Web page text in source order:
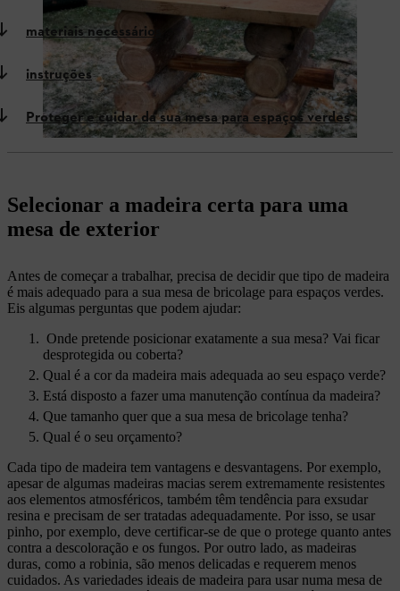
materiais necessários
instruções
Proteger e cuidar da sua mesa para espaços verdes
Selecionar a madeira certa para uma
mesa de exterior
Antes de começar a trabalhar, precisa de decidir que tipo de madeira
é mais adequado para a sua mesa de bricolage para espaços verdes.
Eis algumas perguntas que podem ajudar:
Onde pretende posicionar exatamente a sua mesa? Vai ficar
desprotegida ou coberta?
Qual é a cor da madeira mais adequada ao seu espaço verde?
Está disposto a fazer uma manutenção contínua da madeira?
Que tamanho quer que a sua mesa de bricolage tenha?
Qual é o seu orçamento?
Cada tipo de madeira tem vantagens e desvantagens. Por exemplo,
apesar de algumas madeiras macias serem extremamente resistentes
aos elementos atmosféricos, também têm tendência para exsudar
resina e precisam de ser tratadas adequadamente. Por isso, se usar
pinho, por exemplo, deve certificar-se de que o protege quanto antes
contra a descoloração e os fungos. Por outro lado, as madeiras
duras, como a robinia, são menos delicadas e requerem menos
cuidados. As variedades ideais de madeira para usar numa mesa de